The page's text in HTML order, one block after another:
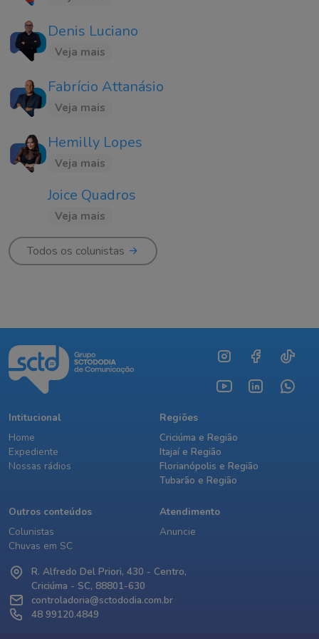
Denis Luciano
Veja mais
Fabrício Attanásio
Veja mais
Hemilly Lopes
Veja mais
Joice Quadros
Veja mais
Todos os colunistas
Intitucional
Home
Expediente
Nossas rádios
Regiões
Criciúma e Região
Itajaí e Região
Florianópolis e Região
Tubarão e Região
Outros conteúdos
Colunistas
Chuvas em SC
Atendimento
Anuncie
R. Alfredo Del Priori, 430 - Centro,
Criciúma - SC, 88801-630
controladoria@sctododia.com.br
48 99120.4849